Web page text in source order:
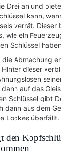
Drei an und
kann,
verrät. Dieser
wie ein
Schlüssel
Abmachung
dieser
auf das
Schlüssel gibt
dann aus dem
Lockes überfällt.
den